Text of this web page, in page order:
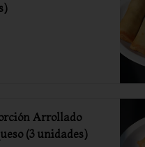
Arrollado
(3 unidades)